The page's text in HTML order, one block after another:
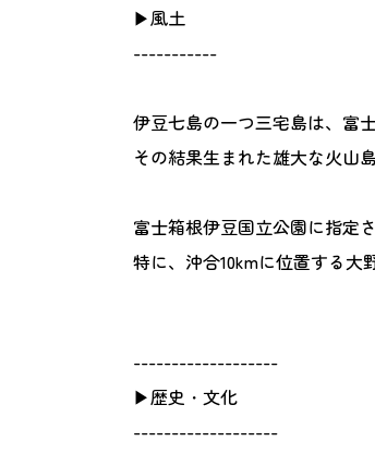
▶風土
-----------
伊豆七島の一つ三宅島は、富
その結果生まれた雄大な火山
富士箱根伊豆国立公園に指定
特に、沖合10kmに位置する大
-------------------
▶歴史・文化
-------------------